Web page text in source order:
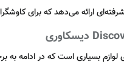
ارائه می‌دهد که برای
لوازم بسیاری است که در ادامه به